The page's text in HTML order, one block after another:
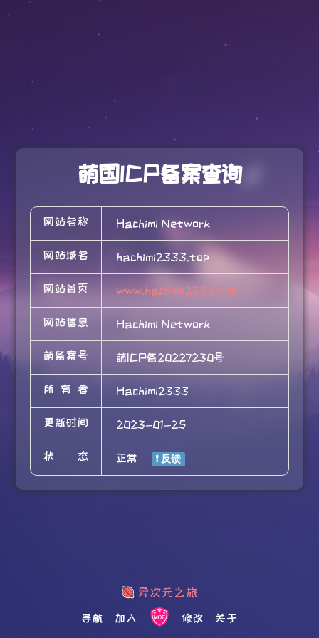
萌国ICP备案查询
网站名称 Hachimi Network
网站域名 hachimi2333.top
网站首页 www.hachimi2333.top
网站信息 Hachimi Network
萌备案号 萌ICP备20227230号
所有者 Hachimi2333
更新时间 2023-01-25
状态 正常
导航 加入 修改 关于